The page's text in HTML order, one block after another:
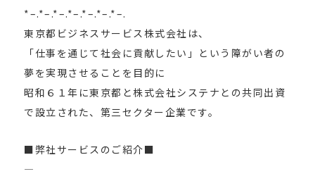
*–.*–.*–.*–.*–.*–.*–.
東京都ビジネスサービス株式会社は、
「仕事を通じて社会に貢献したい」という障がい者の
夢を実現させることを目的に
昭和６１年に東京都と株式会社システナとの共同出資
で設立された、第三セクター企業です。
■弊社サービスのご紹介■
—